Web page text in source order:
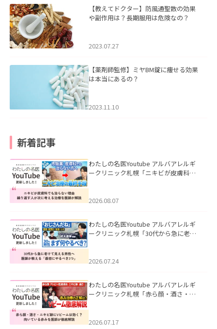
【教えてドクター】防風通聖散の効果
や副作用は？長期服用は危険なの？
2023.07.27
【薬剤師監修】ミヤBM錠に痩せる効果
は本当にあるの？
2023.11.10
新着記事
わたしの名医Youtube アルバアレルギ
ークリニック札幌「ニキビが皮膚科で
ました。
2026.08.07
わたしの名医Youtube アルバアレルギ
ークリニック札幌「30代から急に老け
た。
2026.07.24
わたしの名医Youtube アルバアレルギ
ークリニック札幌「赤ら顔・酒さ・ニ
した。
2026.07.17